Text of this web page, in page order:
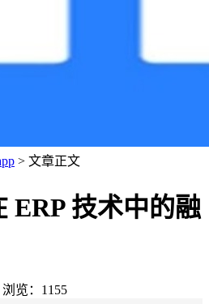
> 文章正文
ERP 技术中的融
浏览：1155